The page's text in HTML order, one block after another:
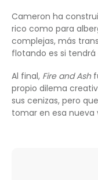
Cameron ha
rico como para
complejas, más
flotando es si
Al final, Fire and Ash
propio dilema
sus cenizas, pero
tomar en esa nueva